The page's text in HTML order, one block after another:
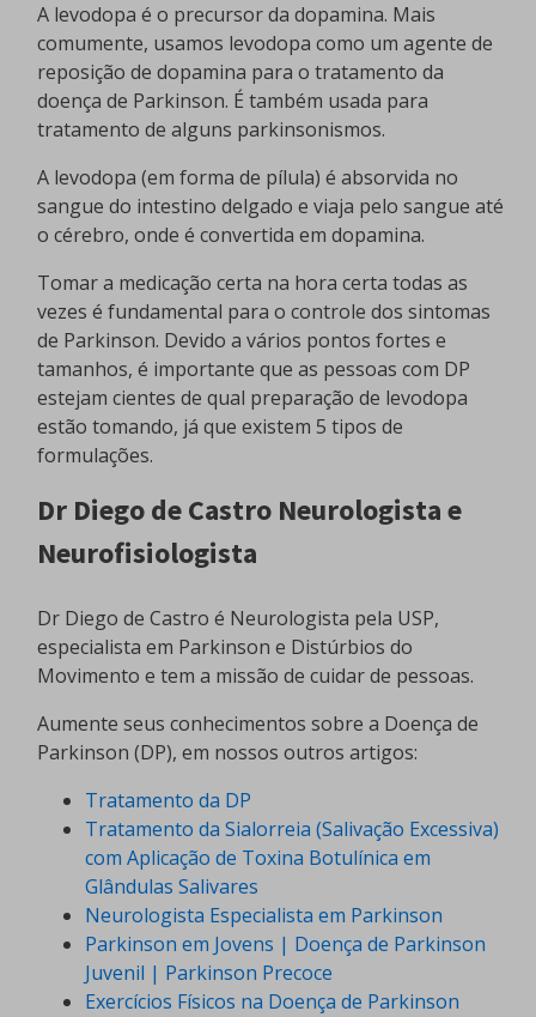
A levodopa é o precursor da dopamina. Mais
comumente, usamos levodopa como um agente de
reposição de dopamina para o tratamento da
doença de Parkinson. É também usada para
tratamento de alguns parkinsonismos.
A levodopa (em forma de pílula) é absorvida no
sangue do intestino delgado e viaja pelo sangue até
o cérebro, onde é convertida em dopamina.
Tomar a medicação certa na hora certa todas as
vezes é fundamental para o controle dos sintomas
de Parkinson. Devido a vários pontos fortes e
tamanhos, é importante que as pessoas com DP
estejam cientes de qual preparação de levodopa
estão tomando, já que existem 5 tipos de
formulações.
Dr Diego de Castro Neurologista e
Neurofisiologista
Dr Diego de Castro é Neurologista pela USP,
especialista em Parkinson e Distúrbios do
Movimento e tem a missão de cuidar de pessoas.
Aumente seus conhecimentos sobre a Doença de
Parkinson (DP), em nossos outros artigos:
Tratamento da DP
Tratamento da Sialorreia (Salivação Excessiva)
com Aplicação de Toxina Botulínica em
Glândulas Salivares
Neurologista Especialista em Parkinson
Parkinson em Jovens | Doença de Parkinson
Juvenil | Parkinson Precoce
Exercícios Físicos na Doença de Parkinson